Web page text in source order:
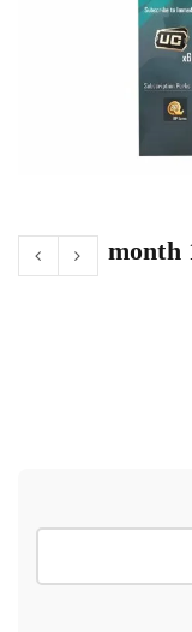
Prime -اشتراك برايم ببجي ( 1 month